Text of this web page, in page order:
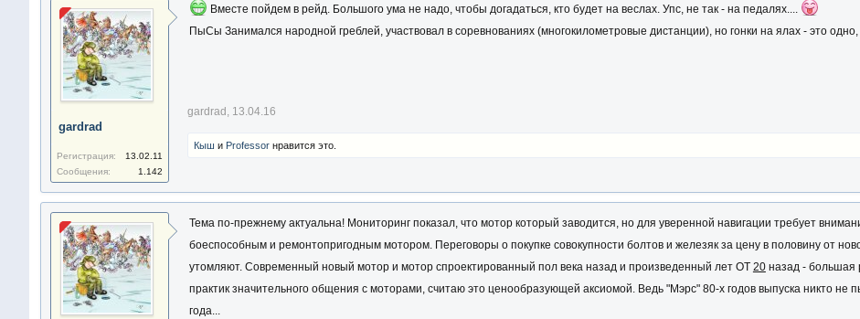
gardrad
Регистрация:
13.02.11
Сообщения:
1.142
Вместе пойдем в рейд. Большого ума не надо, чтобы догадаться, кто будет на веслах. Упс, не так - на педалях....
ПыСы Занимался народной греблей, участвовал в соревнованиях (многокилометровые дистанции), но гонки на ялах - это
gardrad , 13.04.16
Кыш и Professorнравится это.
Тема по-прежнему актуальна! Мониторинг показал, что мотор который заводится, но для уверенной навигации требует
боеспособным и ремонтопригодным мотором. Переговоры о покупке совокупности болтов и железяк за цену в половину от
утомляют. Современный новый мотор и мотор спроектированный пол века назад и произведенный лет ОТ 20назад - большая
практик значительного общения с моторами, считаю это ценообразующей аксиомой. Ведь "Мэрс" 80-х годов выпуска никто не
года...